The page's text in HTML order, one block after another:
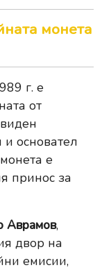
монета
г. е
от
основател
е
принос за
Аврамов,
двор на
емисии,